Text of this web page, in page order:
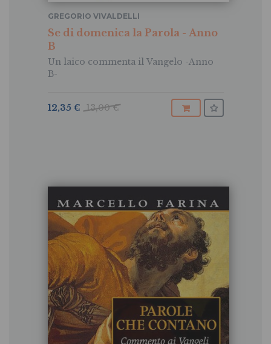
Se di domenica la Parola - Anno
B
Un laico commenta il Vangelo -Anno
B-
GREGORIO VIVALDELLI
13,00 €
12,35 €